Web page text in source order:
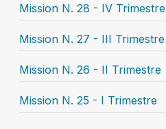
Mission N. 28 - IV Trimestre
Mission N. 27 - III Trimestre
Mission N. 26 - II Trimestre
Mission N. 25 - I Trimestre